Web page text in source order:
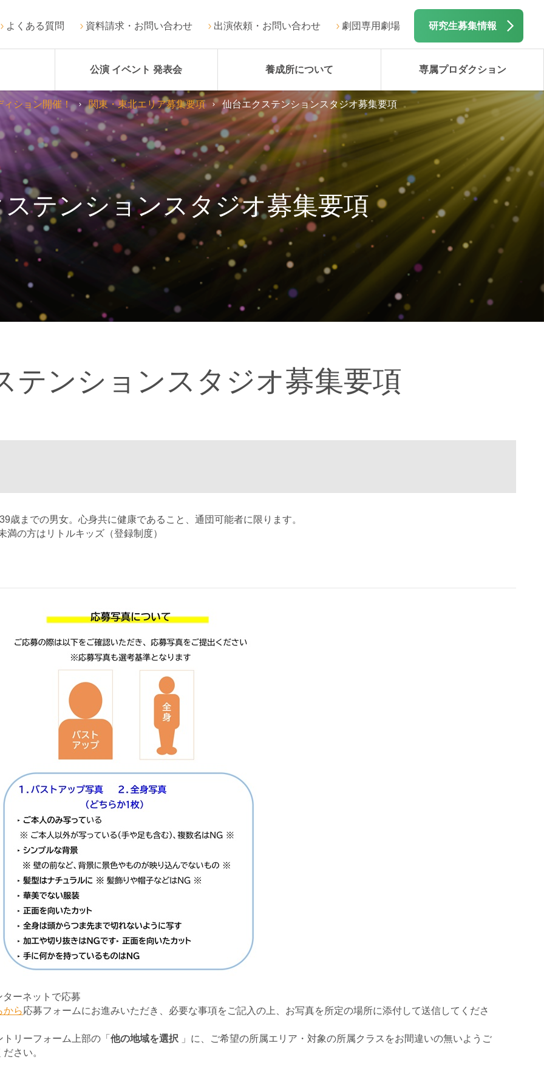
よくある質問 資料請求・お問い合わせ 出演依頼・お問い合わせ 劇団専用劇場 研究生募集情報
公演 イベント 発表会 養成所について 専属プロダクション
テンションスタジオ募集要項
ィション開催！ 関東・東北エリア募集要項 仙台エクステンションスタジオ募集要項
テンションスタジオ募集要項
歳までの男女。 心身共に健康であること、 通団可能者に限ります。
満の方はリトルキッズ（登録制度）
ターネットで応募
から応募フォームにお進みいただき、必要な事項をご記入の上、お写真を所定の場所に添付して送信してくださ
リーフォーム上部の「 他の地域を選択 」に、ご希望の所属エリア・対象の所属クラスをお間違いの無いようご
さい。